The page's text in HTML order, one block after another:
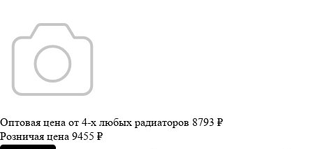
Оптовая цена от 4-х любых радиаторов 8793 ₽
Розничая цена 9455 ₽